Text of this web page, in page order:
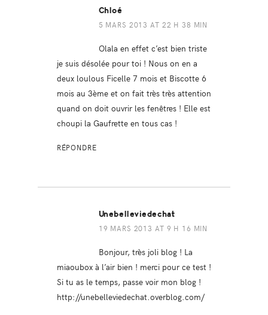
Chloé
5 MARS 2013 AT 22 H 38 MIN
Olala en effet c’est bien triste
je suis désolée pour toi ! Nous on en a
deux loulous Ficelle 7 mois et Biscotte 6
mois au 3ème et on fait très très attention
quand on doit ouvrir les fenêtres ! Elle est
choupi la Gaufrette en tous cas !
RÉPONDRE
Unebelleviedechat
19 MARS 2013 AT 9 H 16 MIN
Bonjour, très joli blog ! La
miaoubox à l’air bien ! merci pour ce test !
Si tu as le temps, passe voir mon blog !
http://unebelleviedechat.overblog.com/